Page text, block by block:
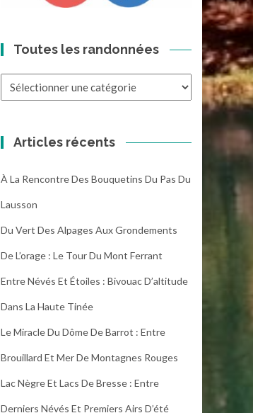
Toutes les randonnées
Articles récents
À La Rencontre Des Bouquetins Du Pas Du
Lausson
Du Vert Des Alpages Aux Grondements
De L’orage : Le Tour Du Mont Ferrant
Entre Névés Et Étoiles : Bivouac D’altitude
Dans La Haute Tinée
Le Miracle Du Dôme De Barrot : Entre
Brouillard Et Mer De Montagnes Rouges
Lac Nègre Et Lacs De Bresse : Entre
Derniers Névés Et Premiers Airs D’été